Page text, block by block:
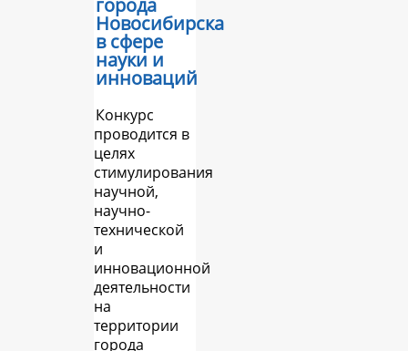
города
Новосибирска
в сфере
науки и
инноваций
Конкурс
проводится в
целях
стимулирования
научной,
научно-
технической
и
инновационной
деятельности
на
территории
города